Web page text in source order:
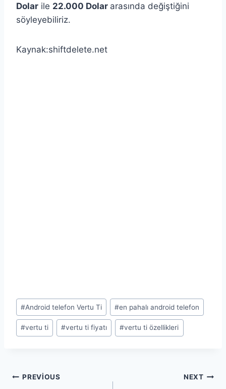
Dolar ile 22.000 Dolar arasında değiştiğini
söyleyebiliriz.
Kaynak:shiftdelete.net
Post
Tags:
#Android telefon Vertu Ti #en pahalı android telefon
#vertu ti #vertu ti fiyatı #vertu ti özellikleri
Yazı
PREVIOUS NEXT